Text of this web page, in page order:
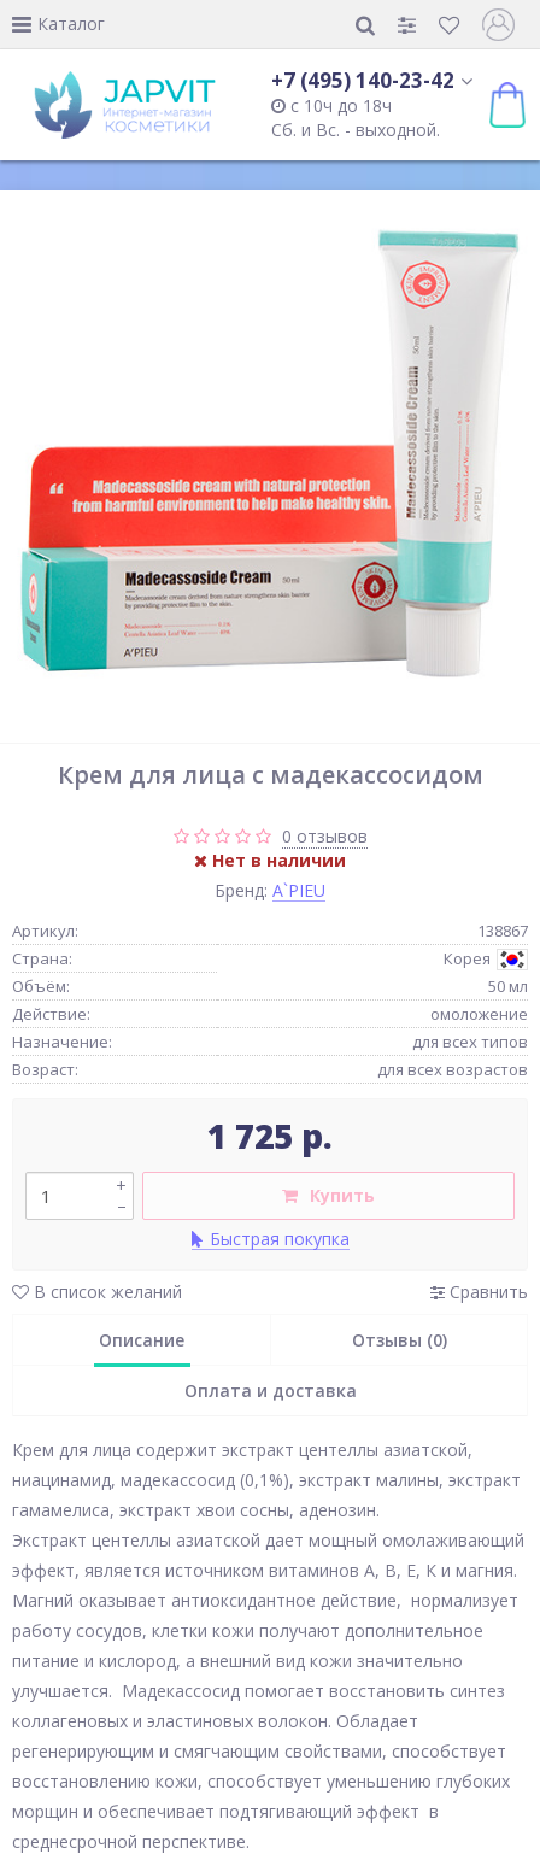
Каталог
+7 (495) 140-23-42
с 10ч до 18ч
Сб. и Вс. - выходной.
Крем для лица с мадекассосидом
0 отзывов
Нет в наличии
Бренд: A`PIEU
Артикул:
138867
Страна:
Корея
Объём:
50 мл
Действие:
омоложение
Назначение:
для всех типов
Возраст:
для всех возрастов
1 725 р.
–
+
Купить
Быстрая покупка
В список желаний Сравнить
Описание Отзывы (0)
Оплата и доставка
Крем для лица содержит экстракт центеллы азиатской,
ниацинамид, мадекассосид (0,1%), экстракт малины, экстракт
гамамелиса, экстракт хвои сосны, аденозин.
Экстракт центеллы азиатской дает мощный омолаживающий
эффект, является источником витаминов А, В, Е, К и магния.
Магний оказывает антиоксидантное действие, нормализует
работу сосудов, клетки кожи получают дополнительное
питание и кислород, а внешний вид кожи значительно
улучшается. Мадекассосид помогает восстановить синтез
коллагеновых и эластиновых волокон. Обладает
регенерирующим и смягчающим свойствами, способствует
восстановлению кожи, способствует уменьшению глубоких
морщин и обеспечивает подтягивающий эффект в
среднесрочной перспективе.